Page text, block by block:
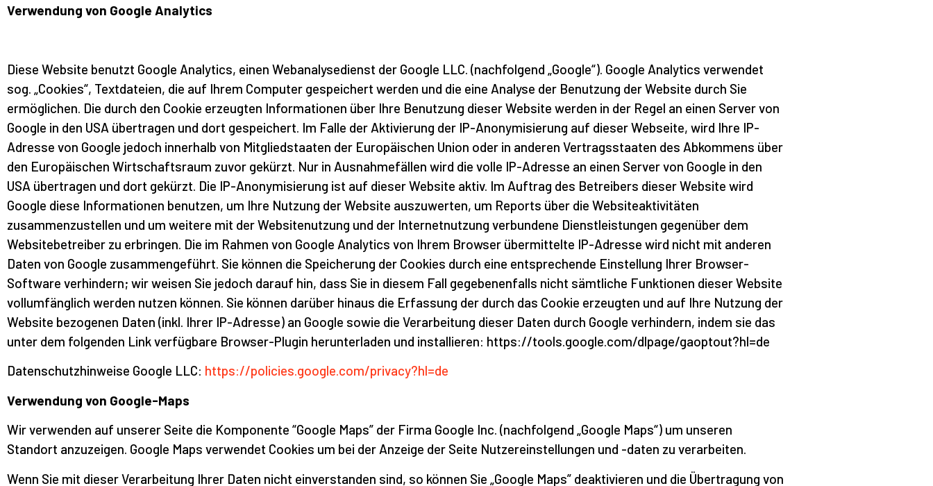
Verwendung von Google Analytics
Diese Website benutzt Google Analytics, einen Webanalysedienst der Google LLC. (nachfolgend „Google“). Google Analytics verwendet
sog. „Cookies“, Textdateien, die auf Ihrem Computer gespeichert werden und die eine Analyse der Benutzung der Website durch Sie
ermöglichen. Die durch den Cookie erzeugten Informationen über Ihre Benutzung dieser Website werden in der Regel an einen Server von
Google in den USA übertragen und dort gespeichert. Im Falle der Aktivierung der IP-Anonymisierung auf dieser Webseite, wird Ihre IP-
Adresse von Google jedoch innerhalb von Mitgliedstaaten der Europäischen Union oder in anderen Vertragsstaaten des Abkommens über
den Europäischen Wirtschaftsraum zuvor gekürzt. Nur in Ausnahmefällen wird die volle IP-Adresse an einen Server von Google in den
USA übertragen und dort gekürzt. Die IP-Anonymisierung ist auf dieser Website aktiv. Im Auftrag des Betreibers dieser Website wird
Google diese Informationen benutzen, um Ihre Nutzung der Website auszuwerten, um Reports über die Websiteaktivitäten
zusammenzustellen und um weitere mit der Websitenutzung und der Internetnutzung verbundene Dienstleistungen gegenüber dem
Websitebetreiber zu erbringen. Die im Rahmen von Google Analytics von Ihrem Browser übermittelte IP-Adresse wird nicht mit anderen
Daten von Google zusammengeführt. Sie können die Speicherung der Cookies durch eine entsprechende Einstellung Ihrer Browser-
Software verhindern; wir weisen Sie jedoch darauf hin, dass Sie in diesem Fall gegebenenfalls nicht sämtliche Funktionen dieser Website
vollumfänglich werden nutzen können. Sie können darüber hinaus die Erfassung der durch das Cookie erzeugten und auf Ihre Nutzung der
Website bezogenen Daten (inkl. Ihrer IP-Adresse) an Google sowie die Verarbeitung dieser Daten durch Google verhindern, indem sie das
unter dem folgenden Link verfügbare Browser-Plugin herunterladen und installieren: https://tools.google.com/dlpage/gaoptout?hl=de
Datenschutzhinweise Google LLC: https://policies.google.com/privacy?hl=de
Verwendung von Google-Maps
Wir verwenden auf unserer Seite die Komponente “Google Maps” der Firma Google Inc. (nachfolgend „Google Maps“) um unseren
Standort anzuzeigen. Google Maps verwendet Cookies um bei der Anzeige der Seite Nutzereinstellungen und -daten zu verarbeiten.
Wenn Sie mit dieser Verarbeitung Ihrer Daten nicht einverstanden sind, so können Sie „Google Maps” deaktivieren und die Übertragung von